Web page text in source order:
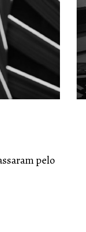
pelo